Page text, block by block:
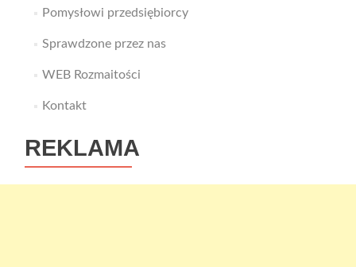
Pomysłowi przedsiębiorcy
Sprawdzone przez nas
WEB Rozmaitości
Kontakt
REKLAMA